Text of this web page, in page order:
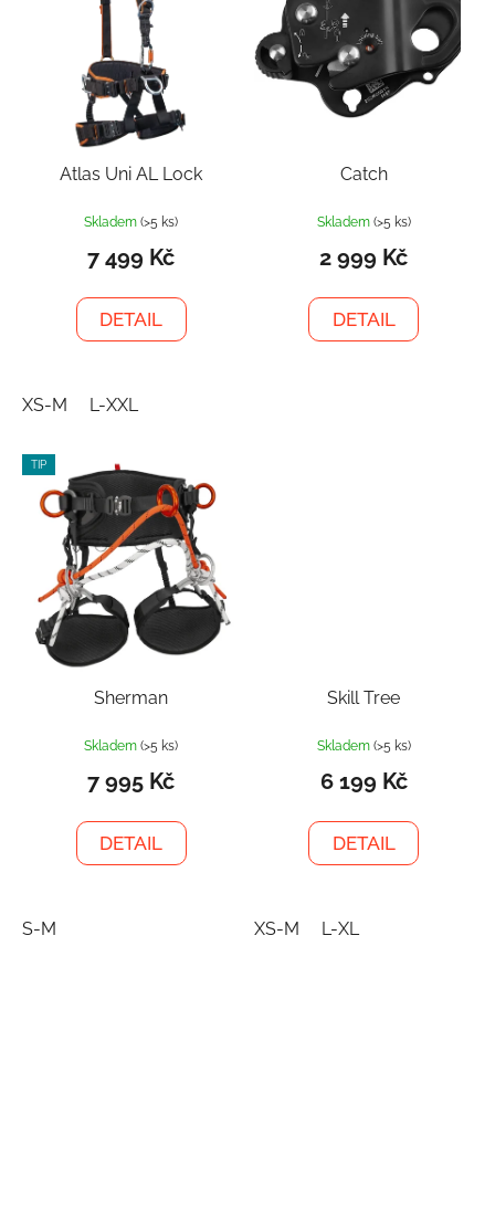
Atlas Uni AL Lock
Skladem(>5 ks)
7 499 Kč
DETAIL
XS-M L-XXL
Catch
Skladem (>5 ks)
2 999 Kč
DETAIL
TIP
Sherman
Skladem(>5 ks)
7 995 Kč
DETAIL
S-M
Skill Tree
Skladem (>5 ks)
6 199 Kč
DETAIL
XS-M L-XL